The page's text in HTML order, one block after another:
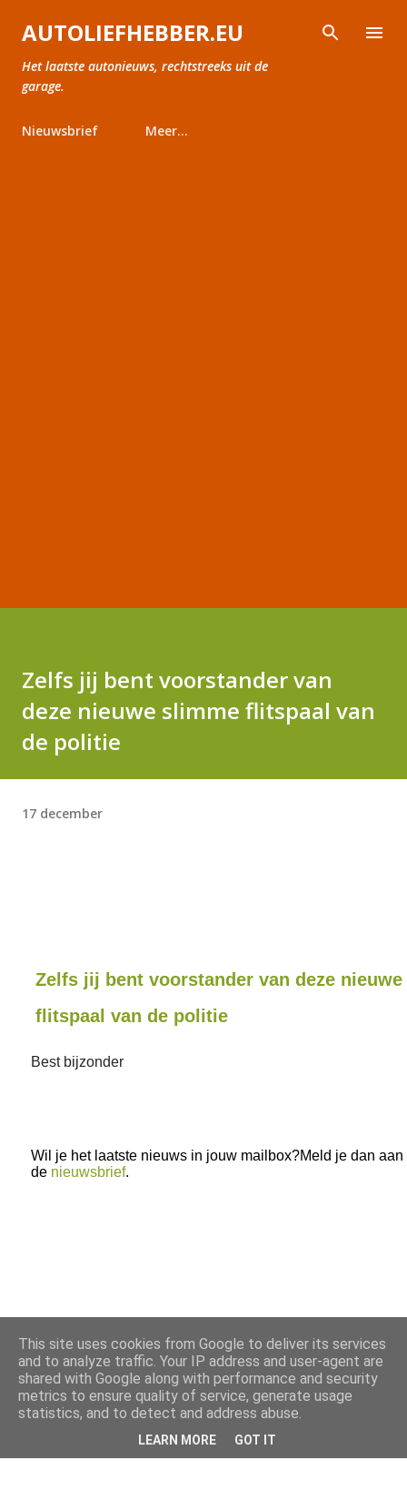
Doorgaan naar hoofdcontent
AUTOLIEFHEBBER.EU
Het laatste autonieuws, rechtstreeks uit de
garage.
Nieuwsbrief Meer…
Zelfs jij bent voorstander van
deze nieuwe slimme flitspaal van
de politie
17 december
Zelfs jij bent voorstander van deze
flitspaal van de politie
Best bijzonder
Wil je het laatste nieuws in jouw mailbox?Meld je dan aan
de nieuwsbrief.
This site uses cookies from Google to deliver its services
and to analyze traffic. Your IP address and user-agent are
shared with Google along with performance and security
metrics to ensure quality of service, generate usage
statistics, and to detect and address abuse.
LEARN MORE GOT IT